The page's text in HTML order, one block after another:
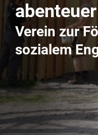
Verein zur
sozialem